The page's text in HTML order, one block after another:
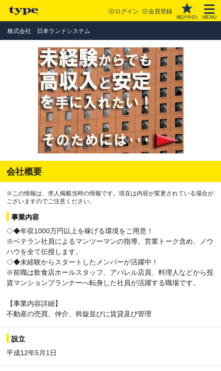
ログイン 会員登録
検討中(0) MENU
株式会社 日本ランドシステム
会社概要
※この情報は、求人掲載当時の情報です。現在は内容が変更されている場合が
ございますのでご注意ください。
事業内容
◇◆年収1000万円以上を稼げる環境をご用意！
※ベテラン社員によるマンツーマンの指導。営業トーク含め、ノウ
ハウを全て伝授します。
◇◆未経験からスタートしたメンバーが活躍中！
※前職は飲食店ホールスタッフ、アパレル店員、料理人などから投
資マンションプランナーへ転身した社員が活躍する職場です。
【事業内容詳細】
不動産の売買、仲介、斡旋並びに賃貸及び管理
設立
平成12年5月1日